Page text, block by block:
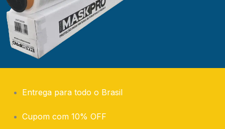
Entrega para todo o Brasil
Cupom com 10% OFF